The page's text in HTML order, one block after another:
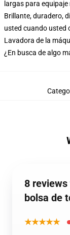
largas para
Brillante, duradero,
usted cuando usted
Lavadora de la
¿En busca de algo
8
bolsa de
★★★★★